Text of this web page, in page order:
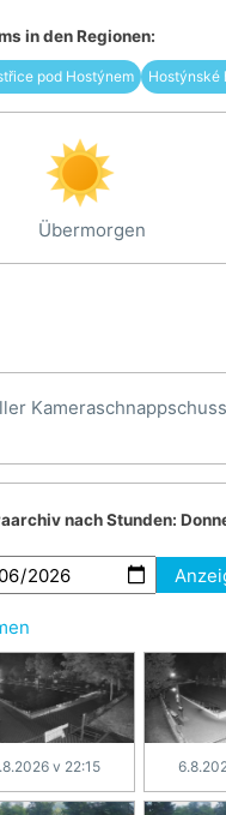
in den Regionen:
pod Hostýnem Hostýnské
Übermorgen
nach Stunden:
v 22:15